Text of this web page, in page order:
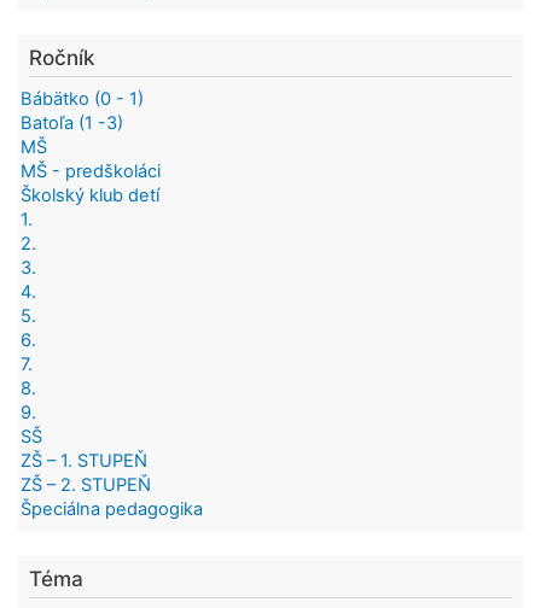
Ročník
Bábätko (0 - 1)
Batoľa (1 -3)
MŠ
MŠ - predškoláci
Školský klub detí
1.
2.
3.
4.
5.
6.
7.
8.
9.
SŠ
ZŠ – 1. STUPEŇ
ZŠ – 2. STUPEŇ
Špeciálna pedagogika
Téma